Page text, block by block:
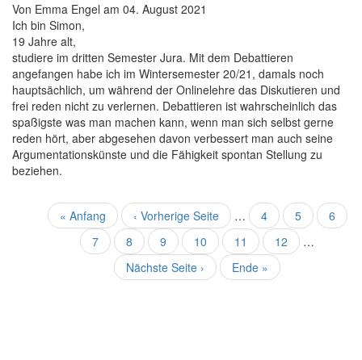
Von Emma Engel am 04. August 2021
Ich bin Simon,
19 Jahre alt,
studiere im dritten Semester Jura. Mit dem Debattieren
angefangen habe ich im Wintersemester 20/21, damals noch
hauptsächlich, um während der Onlinelehre das Diskutieren und
frei reden nicht zu verlernen. Debattieren ist wahrscheinlich das
spaßigste was man machen kann, wenn man sich selbst gerne
reden hört, aber abgesehen davon verbessert man auch seine
Argumentationskünste und die Fähigkeit spontan Stellung zu
beziehen.
Seitennummerierung
Erste
Seite
« Anfang
Vorherige
Seite
‹ Vorherige Seite … Seite
4 Seite
5 Seite
6
Seite
7
Aktuelle
Seite
8 Seite
9 Seite
10 Seite
11 Seite
12
…
Nächste
Seite
Nächste Seite ›
Letzte
Seite
Ende »